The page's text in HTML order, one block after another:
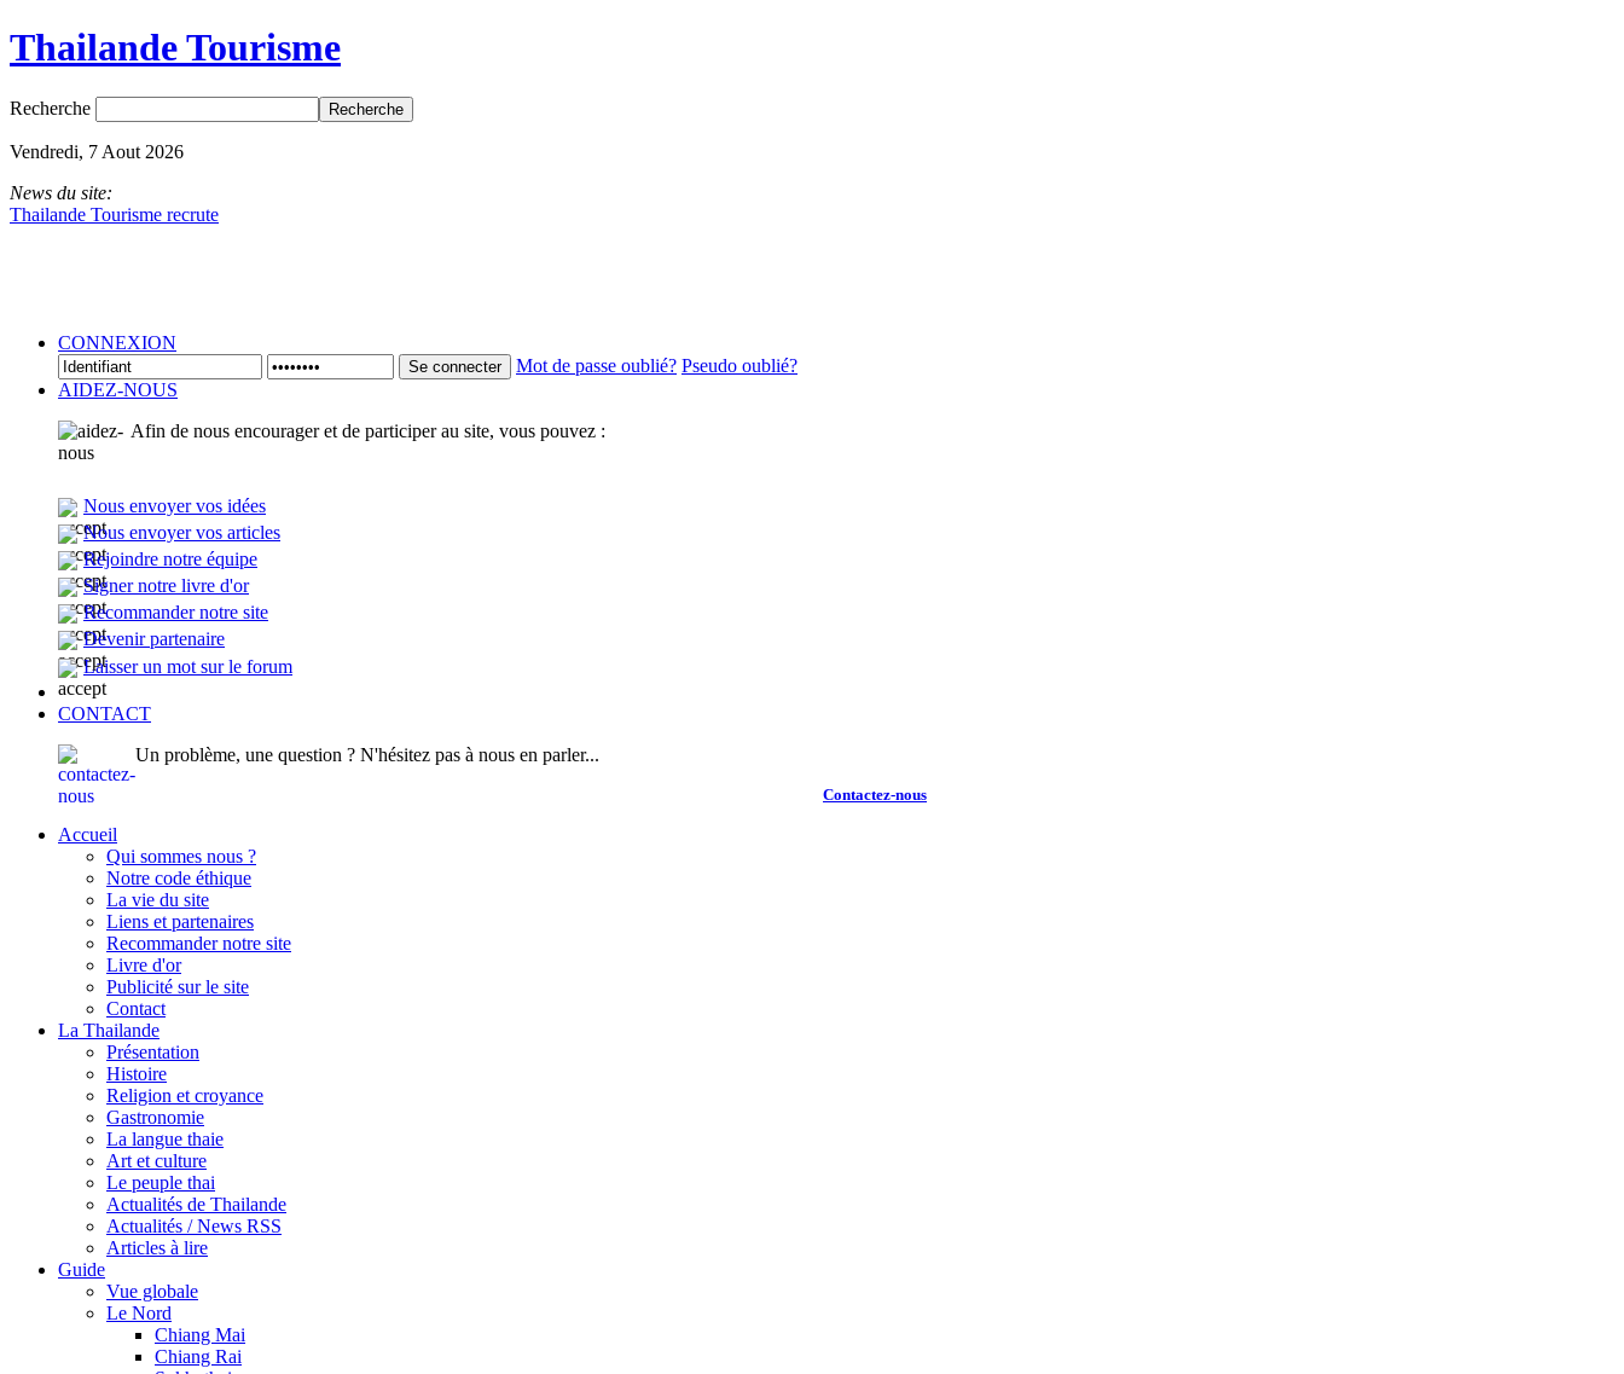
Thailande Tourisme
Recherche
Vendredi, 7 Aout 2026
News du site:
Thailande Tourisme recrute
CONNEXION
Se connecter Mot de passe oublié? Pseudo oublié?
AIDEZ-NOUS
Afin de nous encourager et de participer au site, vous pouvez :
Nous envoyer vos idées
Nous envoyer vos articles
Rejoindre notre équipe
Signer notre livre d'or
Recommander notre site
Devenir partenaire
Laisser un mot sur le forum
CONTACT
Un problème, une question ? N'hésitez pas à nous en parler...
Contactez-nous
Accueil
Qui sommes nous ?
Notre code éthique
La vie du site
Liens et partenaires
Recommander notre site
Livre d'or
Publicité sur le site
Contact
La Thailande
Présentation
Histoire
Religion et croyance
Gastronomie
La langue thaie
Art et culture
Le peuple thai
Actualités de Thailande
Actualités / News RSS
Articles à lire
Guide
Vue globale
Le Nord
Chiang Mai
Chiang Rai